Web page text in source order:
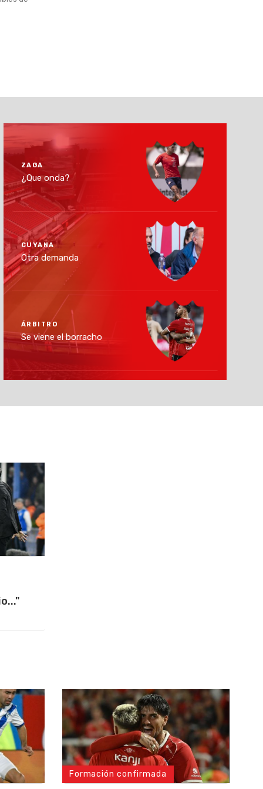
ZAGA
¿Que onda?
CUYANA
Otra demanda
ÁRBITRO
Se viene el borracho
Formación confirmada